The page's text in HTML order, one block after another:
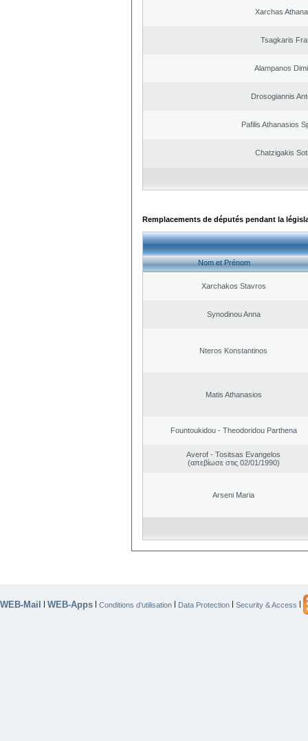
Xarchas
Tsagkaris
Alampanos
Drosogiannis
Pafilis Athanasios
Chatzigakis
Remplacements de députés pendant la
Nom et Prénom
Xarchakos Stavros
Synodinou Anna
Nteros Konstantinos
Matis Athanasios
Fountoukidou - Theodoridou Parthena
Averof - Tositsas Evangelos
(απεβίωσε στις 02/01/1990)
Arseni Maria
WEB-Mail | WEB-Apps | Conditions d’utilisation | Data Protection | Security & Access |